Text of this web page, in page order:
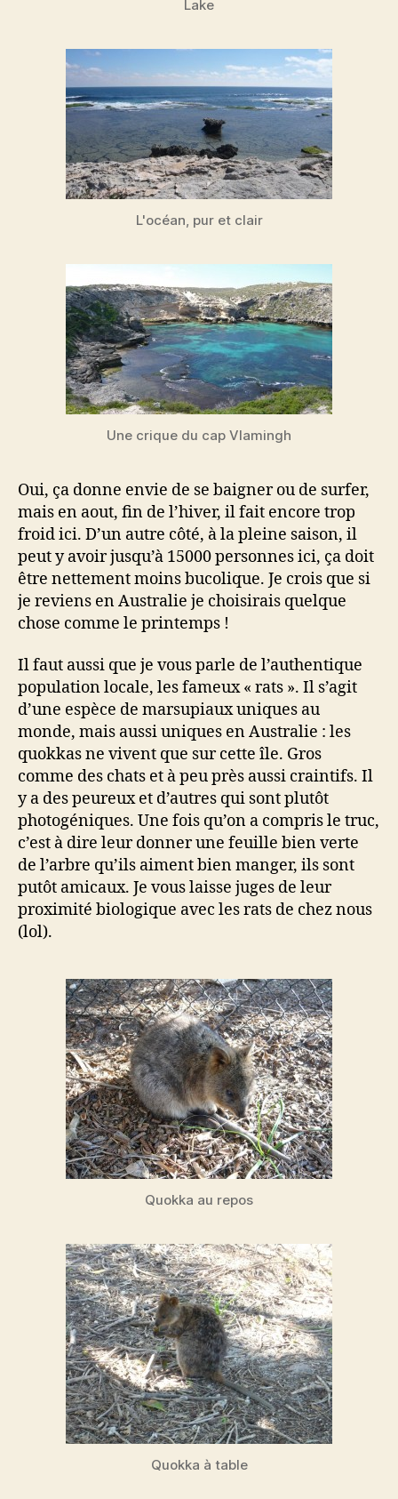
Lake
L'océan, pur et clair
Une crique du cap Vlamingh
Oui, ça donne envie de se baigner ou de surfer,
mais en aout, fin de l’hiver, il fait encore trop
froid ici. D’un autre côté, à la pleine saison, il
peut y avoir jusqu’à 15000 personnes ici, ça doit
être nettement moins bucolique. Je crois que si
je reviens en Australie je choisirais quelque
chose comme le printemps !
Il faut aussi que je vous parle de l’authentique
population locale, les fameux « rats ». Il s’agit
d’une espèce de marsupiaux uniques au
monde, mais aussi uniques en Australie : les
quokkas ne vivent que sur cette île. Gros
comme des chats et à peu près aussi craintifs. Il
y a des peureux et d’autres qui sont plutôt
photogéniques. Une fois qu’on a compris le truc,
c’est à dire leur donner une feuille bien verte
de l’arbre qu’ils aiment bien manger, ils sont
putôt amicaux. Je vous laisse juges de leur
proximité biologique avec les rats de chez nous
(lol).
Quokka au repos
Quokka à table